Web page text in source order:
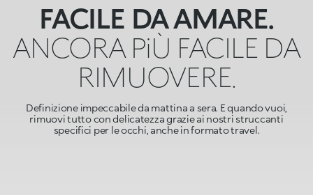
FACILE DA AMARE.
ANCORA PiÙ FACILE DA
RIMUOVERE.
Definizione impeccabile da mattina a sera. E quando vuoi,
rimuovi tutto con delicatezza grazie ai nostri struccanti
specifici per le occhi, anche in formato travel.